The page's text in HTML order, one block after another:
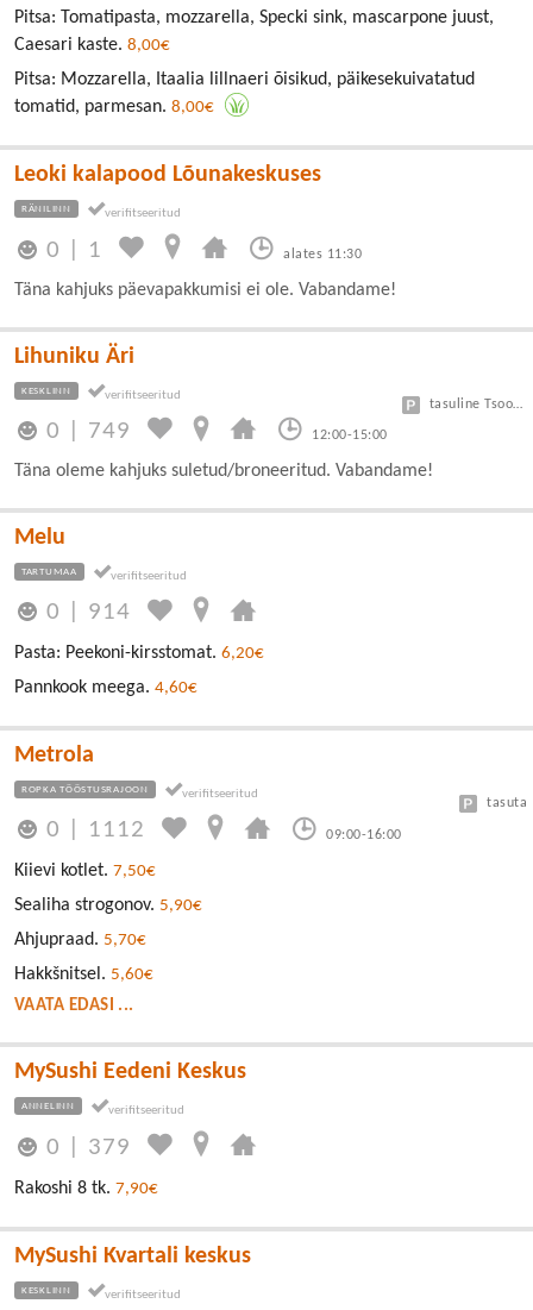
Pitsa: Tomatipasta, mozzarella, Specki sink, mascarpone juust,
Caesari kaste. 8,00€
Pitsa: Mozzarella, Itaalia lillnaeri õisikud, päikesekuivatatud
tomatid, parmesan. 8,00€
Leoki kalapood Lõunakeskuses
RÄNILINN
0 1 alates 11:30
Täna kahjuks päevapakkumisi ei ole. Vabandame!
Lihuniku Äri
KESKLINN
0 749 12:00-15:00
tasuline Tsoon A 3 eur/h, B 1,5 eur/h
Täna oleme kahjuks suletud/broneeritud. Vabandame!
Melu
TARTUMAA
0 914
Pasta: Peekoni-kirsstomat. 6,20€
Pannkook meega. 4,60€
Metrola
ROPKA TÖÖSTUSRAJOON
0 1112 09:00-16:00
tasuta
Kiievi kotlet. 7,50€
Sealiha strogonov. 5,90€
Ahjupraad. 5,70€
Hakkšnitsel. 5,60€
VAATA EDASI ...
MySushi Eedeni Keskus
ANNELINN
0 379
Rakoshi 8 tk. 7,90€
MySushi Kvartali keskus
KESKLINN